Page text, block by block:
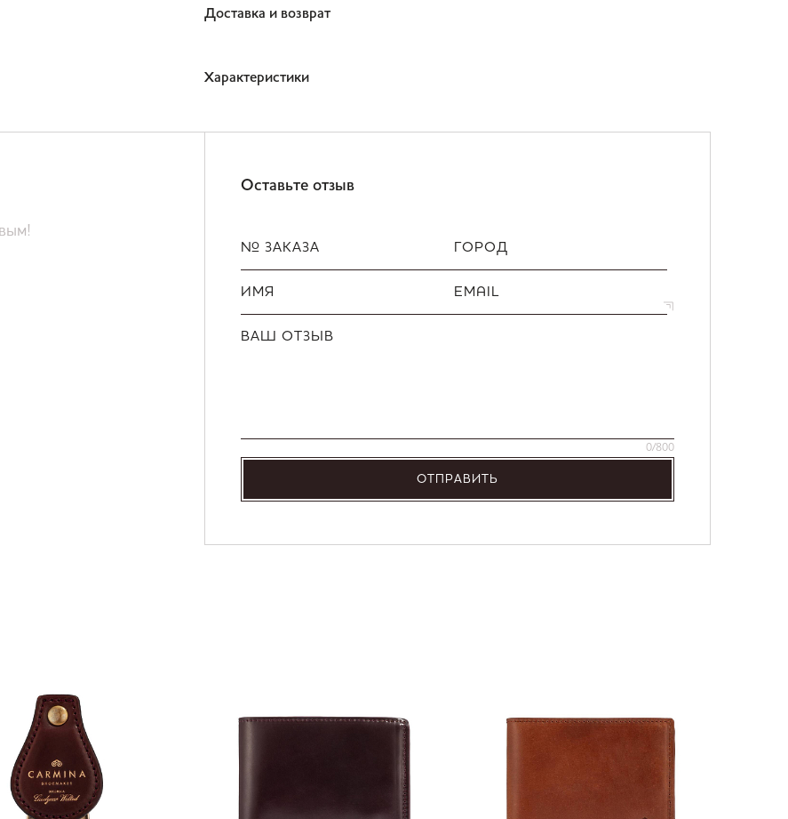
Доставка и возврат
Характеристики
Оставьте отзыв
№ ЗАКАЗА ГОРОД
ИМЯ EMAIL
ВАШ ОТЗЫВ
0/800
ОТПРАВИТЬ